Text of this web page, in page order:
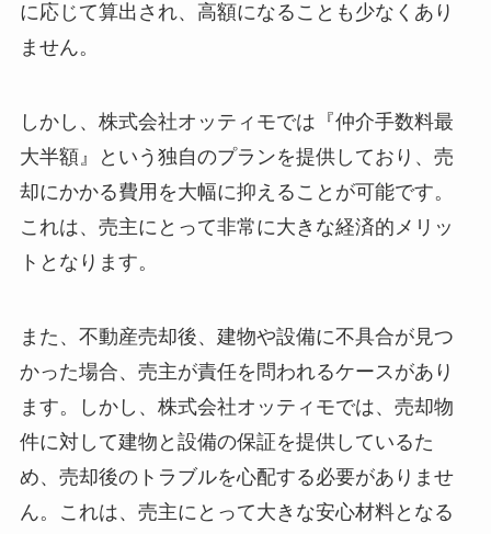
に応じて算出され、高額になることも少なくあり
ません。
しかし、株式会社オッティモでは『仲介手数料最
大半額』という独自のプランを提供しており、売
却にかかる費用を大幅に抑えることが可能です。
これは、売主にとって非常に大きな経済的メリッ
トとなります。
また、不動産売却後、建物や設備に不具合が見つ
かった場合、売主が責任を問われるケースがあり
ます。しかし、株式会社オッティモでは、売却物
件に対して建物と設備の保証を提供しているた
め、売却後のトラブルを心配する必要がありませ
ん。これは、売主にとって大きな安心材料となる